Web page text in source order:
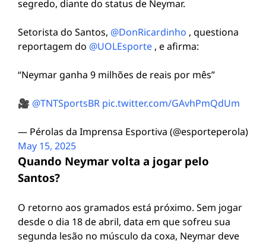
segredo, diante do status de Neymar.
Setorista do Santos, @DonRicardinho , questiona
reportagem do @UOLEsporte , e afirma:
“Neymar ganha 9 milhões de reais por mês”
🎥 @TNTSportsBR pic.twitter.com/GAvhPmQdUm
— Pérolas da Imprensa Esportiva (@esporteperola)
May 15, 2025
Quando Neymar volta a jogar pelo
Santos?
O retorno aos gramados está próximo. Sem jogar
desde o dia 18 de abril, data em que sofreu sua
segunda lesão no músculo da coxa, Neymar deve